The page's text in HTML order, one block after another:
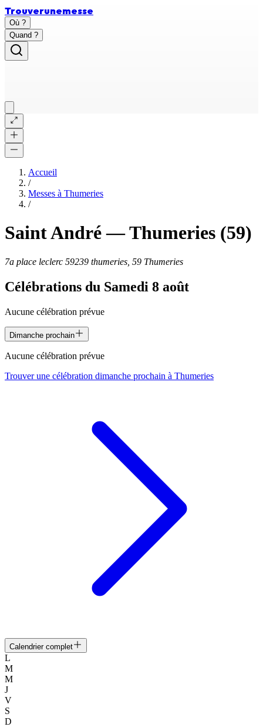
Trouverunemesse
Où ?
Quand ?
Accueil
/
Messes à Thumeries
/
Saint André—Thumeries (59)
7a place leclerc 59239 thumeries, 59 Thumeries
Célébrations du Samedi 8 août
Aucune célébration prévue
Dimanche prochain
Aucune célébration prévue
Trouver une célébration dimanche prochain à Thumeries
Calendrier complet
L
M
M
J
V
S
D